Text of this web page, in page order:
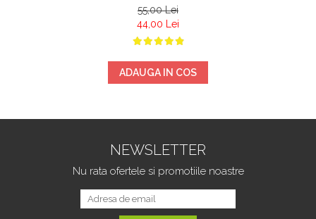
55,00 Lei
44,00 Lei
ADAUGA IN COS
NEWSLETTER
Nu rata ofertele si promotiile noastre